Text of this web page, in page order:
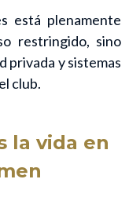
está plenamente
restringido, sino
privada y sistemas
club.
la vida en